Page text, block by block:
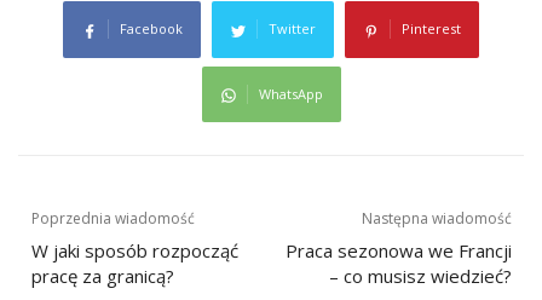
Facebook Twitter Pinterest
WhatsApp
Nawigacja
wpisu
Poprzednia wiadomość
W jaki sposób rozpocząć
pracę za granicą?
Następna wiadomość
Praca sezonowa we Francji
– co musisz wiedzieć?